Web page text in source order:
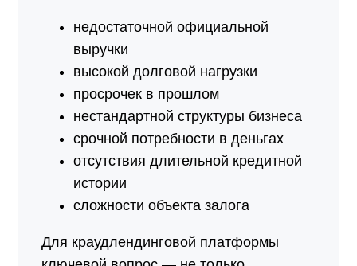
недостаточной официальной
выручки
высокой долговой нагрузки
просрочек в прошлом
нестандартной структуры бизнеса
срочной потребности в деньгах
отсутствия длительной кредитной
истории
сложности объекта залога
Для краудлендинговой платформы